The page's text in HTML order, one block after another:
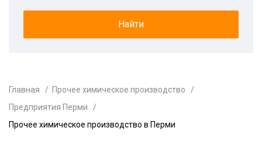
Главная
Прочее химическое производство
Предприятия Перми
Прочее химическое производство в Перми